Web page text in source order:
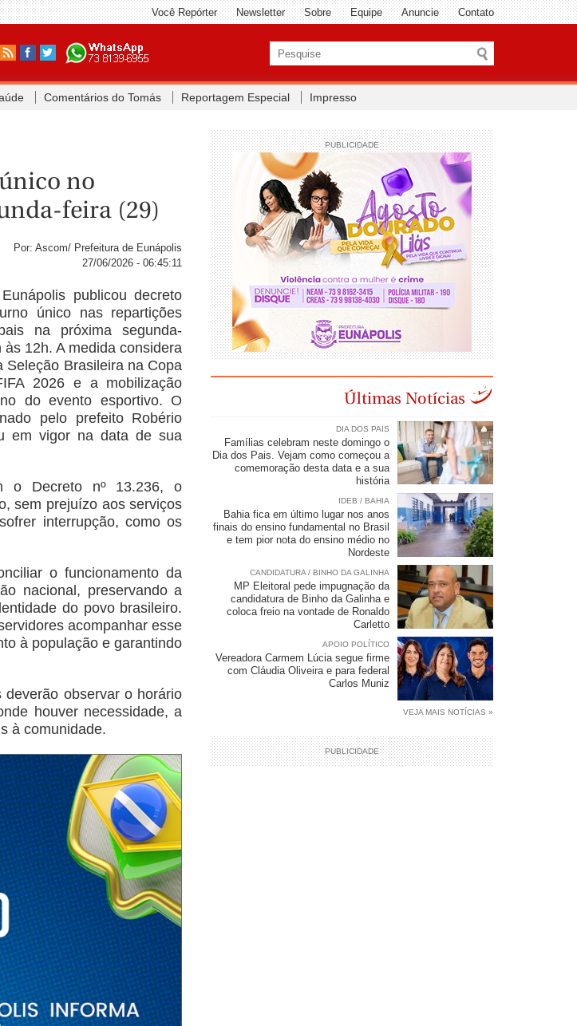
Você Repórter Newsletter Sobre Equipe Anuncie Contato
Comentários do Tomás Reportagem Especial Impresso
no
feira (29)
Por: Ascom/ Prefeitura de Eunápolis
27/06/2026 - 06:45:11
publicou decreto
único nas repartições
na próxima segunda-
12h. A medida considera
Seleção Brasileira na Copa
2026 e a mobilização
do evento esportivo. O
pelo prefeito Robério
em vigor na data de sua
o Decreto nº 13.236, o
sem prejuízo aos serviços
interrupção, como os
o funcionamento da
nacional, preservando a
do povo brasileiro.
acompanhar esse
à população e garantindo
observar o horário
houver necessidade, a
à comunidade.
PUBLICIDADE
Últimas Notícias
DIA DOS PAIS
Famílias celebram neste domingo o
Dia dos Pais. Vejam como começou a
comemoração desta data e a sua
história
IDEB / BAHIA
Bahia fica em último lugar nos anos
finais do ensino fundamental no Brasil
e tem pior nota do ensino médio no
Nordeste
CANDIDATURA / BINHO DA GALINHA
MP Eleitoral pede impugnação da
candidatura de Binho da Galinha e
coloca freio na vontade de Ronaldo
Carletto
APOIO POLÍTICO
Vereadora Carmem Lúcia segue firme
com Cláudia Oliveira e para federal
Carlos Muniz
VEJA MAIS NOTÍCIAS »
PUBLICIDADE